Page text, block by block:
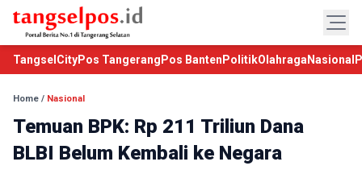
TangselCityPos Tangerang Pos Banten PolitikOlahraga Nasional
Home / Nasional
Temuan BPK: Rp 211 Triliun Dana
BLBI Belum Kembali ke Negara